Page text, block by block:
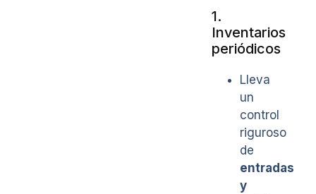
1.
Inventarios
periódicos
Lleva
un
control
riguroso
de
entradas
y